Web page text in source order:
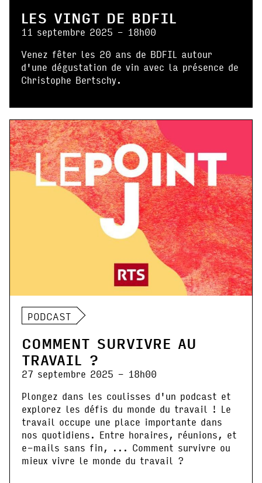
LES VINGT DE BDFIL
11 septembre 2025 - 18h00
Venez fêter les 20 ans de BDFIL autour
d'une dégustation de vin avec la présence de
Christophe Bertschy.
PODCAST
COMMENT SURVIVRE AU
TRAVAIL ?
27 septembre 2025 - 18h00
Plongez dans les coulisses d'un podcast et
explorez les défis du monde du travail ! Le
travail occupe une place importante dans
nos quotidiens. Entre horaires, réunions, et
e-mails sans fin, ... Comment survivre ou
mieux vivre le monde du travail ?